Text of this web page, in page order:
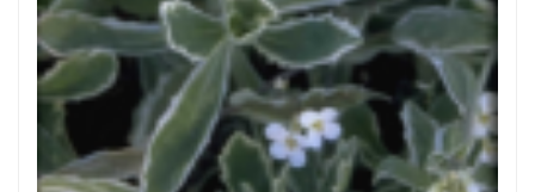
Rijstebrij
Arabis caucasica 'Variegata'